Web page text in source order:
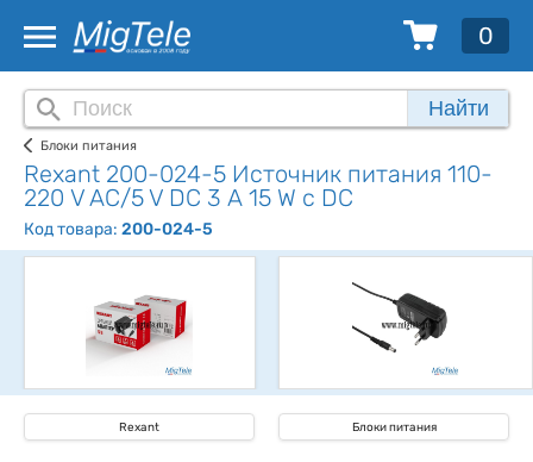
0
Найти
Блоки питания
Rexant 200-024-5 Источник питания 110-
220 V AC/5 V DC 3 А 15 W с DC
Код товара: 200-024-5
Rexant Блоки питания